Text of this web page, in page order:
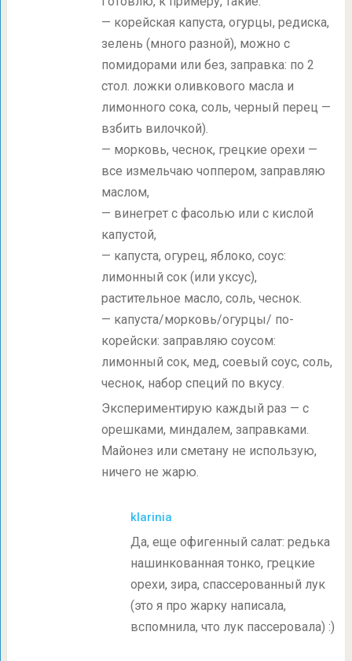
— корейская капуста, огурцы, редиска,
зелень (много разной), можно с
помидорами или без, заправка: по 2
стол. ложки оливкового масла и
лимонного сока, соль, черный перец —
взбить вилочкой).
— морковь, чеснок, грецкие орехи —
все измельчаю чоппером, заправляю
маслом,
— винегрет с фасолью или с кислой
капустой,
— капуста, огурец, яблоко, соус:
лимонный сок (или уксус),
растительное масло, соль, чеснок.
— капуста/морковь/огурцы/ по-
корейски: заправляю соусом:
лимонный сок, мед, соевый соус, соль,
чеснок, набор специй по вкусу.
Экспериментирую каждый раз — с
орешками, миндалем, заправками.
Майонез или сметану не использую,
ничего не жарю.
klarinia
Да, еще офигенный салат: редька
нашинкованная тонко, грецкие
орехи, зира, спассерованный лук
(это я про жарку написала,
вспомнила, что лук пассеровала) :)